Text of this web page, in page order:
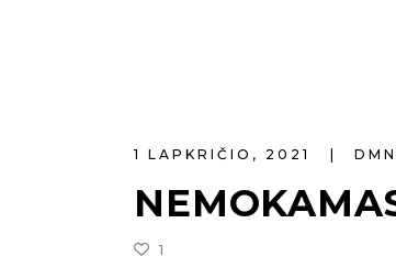
1 LAPKRIČIO, 2021
1